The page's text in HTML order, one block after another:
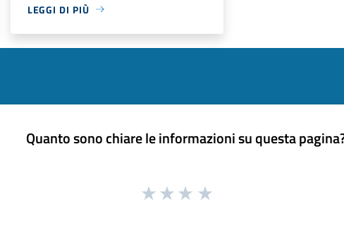
LEGGI DI PIÙ
Quanto sono chiare le informazioni su questa